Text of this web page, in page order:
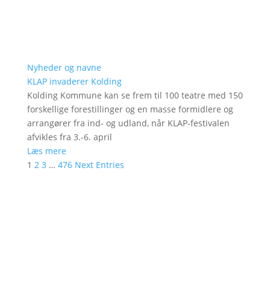
Nyheder og navne
KLAP invaderer Kolding
Kolding Kommune kan se frem til 100 teatre med 150
forskellige forestillinger og en masse formidlere og
arrangører fra ind- og udland, når KLAP-festivalen
afvikles fra 3.-6. april
Læs mere
1 2 3 … 476 Next Entries